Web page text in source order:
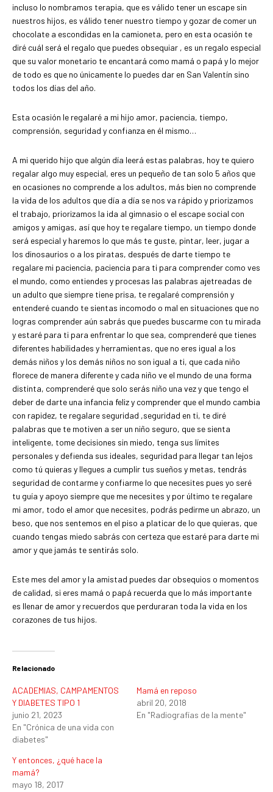
incluso lo nombramos terapia, que es válido tener un escape sin
nuestros hijos, es válido tener nuestro tiempo y gozar de comer un
chocolate a escondidas en la camioneta, pero en esta ocasión te
diré cuál será el regalo que puedes obsequiar , es un regalo especial
que su valor monetario te encantará como mamá o papá y lo mejor
de todo es que no únicamente lo puedes dar en San Valentín sino
todos los días del año.
Esta ocasión le regalaré a mi hijo amor, paciencia, tiempo,
comprensión, seguridad y confianza en él mismo…
A mi querido hijo que algún día leerá estas palabras, hoy te quiero
regalar algo muy especial, eres un pequeño de tan solo 5 años que
en ocasiones no comprende a los adultos, más bien no comprende
la vida de los adultos que día a día se nos va rápido y priorizamos
el trabajo, priorizamos la ida al gimnasio o el escape social con
amigos y amigas, así que hoy te regalare tiempo, un tiempo donde
será especial y haremos lo que más te guste, pintar, leer, jugar a
los dinosaurios o a los piratas, después de darte tiempo te
regalare mi paciencia, paciencia para ti para comprender como ves
el mundo, como entiendes y procesas las palabras ajetreadas de
un adulto que siempre tiene prisa, te regalaré comprensión y
entenderé cuando te sientas incomodo o mal en situaciones que no
logras comprender aún sabrás que puedes buscarme con tu mirada
y estaré para ti para enfrentar lo que sea, comprenderé que tienes
diferentes habilidades y herramientas, que no eres igual a los
demás niños y los demás niños no son igual a ti, que cada niño
florece de manera diferente y cada niño ve el mundo de una forma
distinta, comprenderé que solo serás niño una vez y que tengo el
deber de darte una infancia feliz y comprender que el mundo cambia
con rapidez, te regalare seguridad ,seguridad en ti, te diré
palabras que te motiven a ser un niño seguro, que se sienta
inteligente, tome decisiones sin miedo, tenga sus límites
personales y defienda sus ideales, seguridad para llegar tan lejos
como tú quieras y llegues a cumplir tus sueños y metas, tendrás
seguridad de contarme y confiarme lo que necesites pues yo seré
tu guía y apoyo siempre que me necesites y por último te regalare
mi amor, todo el amor que necesites, podrás pedirme un abrazo, un
beso, que nos sentemos en el piso a platicar de lo que quieras, que
cuando tengas miedo sabrás con certeza que estaré para darte mi
amor y que jamás te sentirás solo.
Este mes del amor y la amistad puedes dar obsequios o momentos
de calidad, si eres mamá o papá recuerda que lo más importante
es llenar de amor y recuerdos que perduraran toda la vida en los
corazones de tus hijos.
Relacionado
ACADEMIAS, CAMPAMENTOS
Y DIABETES TIPO 1
junio 21, 2023
En "Crónica de una vida con
diabetes"
Mamá en reposo
abril 20, 2018
En "Radiografías de la mente"
Y entonces, ¿qué hace la
mamá?
mayo 18, 2017